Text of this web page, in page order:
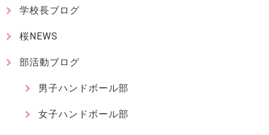
学校長ブログ
桜NEWS
部活動ブログ
男子ハンドボール部
女子ハンドボール部